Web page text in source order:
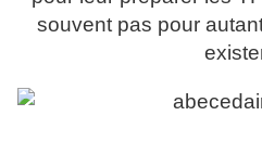
souvent pas pour